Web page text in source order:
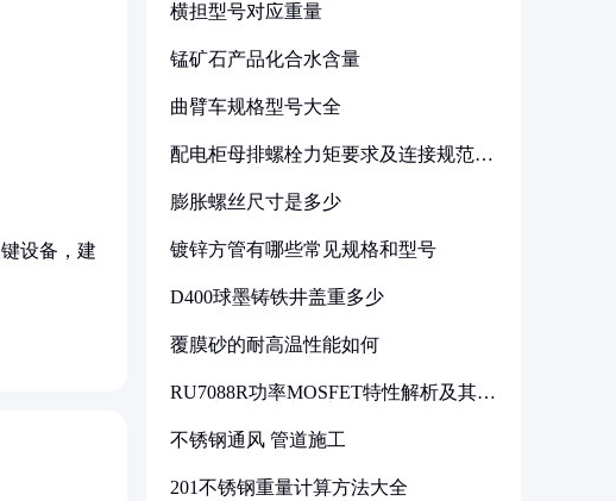
设备，建
横担型号对应重量
锰矿石产品化合水含量
曲臂车规格型号大全
配电柜母排螺栓力矩要求及连接规范详
膨胀螺丝尺寸是多少
镀锌方管有哪些常见规格和型号
D400球墨铸铁井盖重多少
覆膜砂的耐高温性能如何
RU7088R功率MOSFET特性解析及其在
不锈钢通风 管道施工
201不锈钢重量计算方法大全